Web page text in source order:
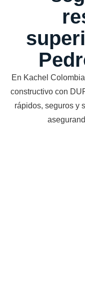
En Kachel
constructivo con
rápidos, seguros y